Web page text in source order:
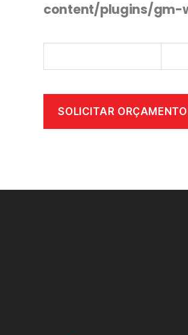
content/plugins/gm-
SOLICITAR ORÇAMENTO